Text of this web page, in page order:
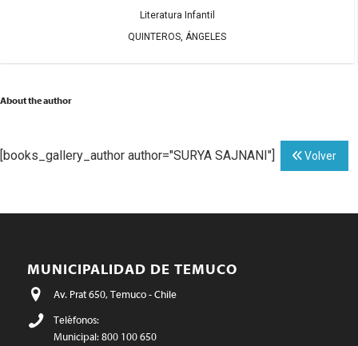
Literatura Infantil
QUINTEROS, ÁNGELES
About the author
[books_gallery_author author="SURYA SAJNANI"] Volver
MUNICIPALIDAD DE TEMUCO
Av. Prat 650, Temuco - Chile
Teléfonos:
Municipal: 800 100 650